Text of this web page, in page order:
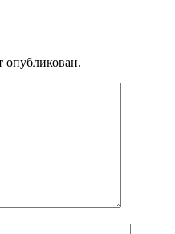
опубликован.